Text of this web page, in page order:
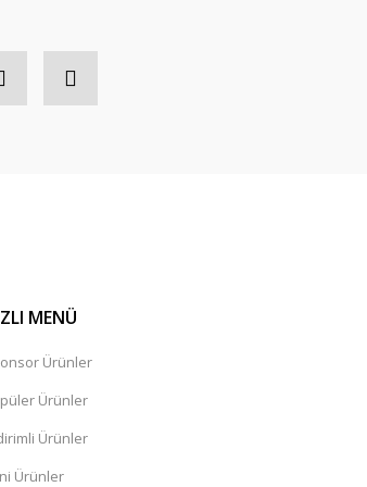
MENÜ
Ürünler
Ürünler
Ürünler
Ürünler